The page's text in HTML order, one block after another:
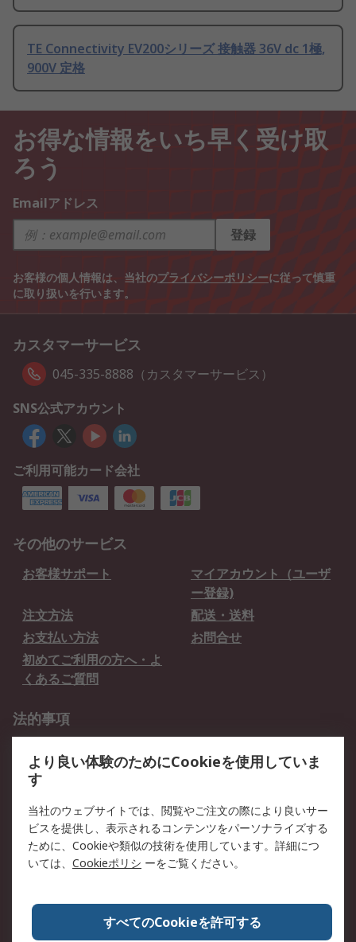
TE Connectivity EV200シリーズ 接触器 36V dc 1極,
900V 定格
お得な情報をいち早く受け取
ろう
Emailアドレス
登録
お客様の個人情報は、当社のプライバシーポリシーに従って慎重
に取り扱いを行います。
カスタマーサービス
045-335-8888（カスタマーサービス）
SNS公式アカウント
ご利用可能カード会社
その他のサービス
お客様サポート
マイアカウント（ユーザ
ー登録)
注文方法
配送・送料
お支払い方法
お問合せ
初めてご利用の方へ・よ
くあるご質問
法的事項
クッキーポリシー
RSについて
会社概要
採用情報
プレスリリース＆お知ら
コーポレートサイト
全世界のRS
RSの歴史
ESGへの取り組み（英語）
認証について
より良い体験のためにCookieを使用していま
す
当社のウェブサイトでは、閲覧やご注文の際により良いサー
ビスを提供し、表示されるコンテンツをパーソナライズする
ために、Cookieや類似の技術を使用しています。詳細につ
いては、 Cookieポリシ ーをご覧ください。
すべてのCookieを許可する